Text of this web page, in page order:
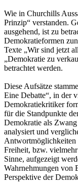
Wie in Churchills
Prinzip“ verstanden.
ausgehend, ist zu
Demokratieformen
Texte „Wir sind jetzt
„Demokratie zu
betrachtet werden.
Diese Aufsätze
Eine Debatte“, in der
Demokratiekritiker
für die Standpunkte
Demokratie als
analysiert und
Antwortmöglichkeiten
Freiheit, bzw.
Sinne, aufgezeigt
Wahrnehmungen von
Perspektive der